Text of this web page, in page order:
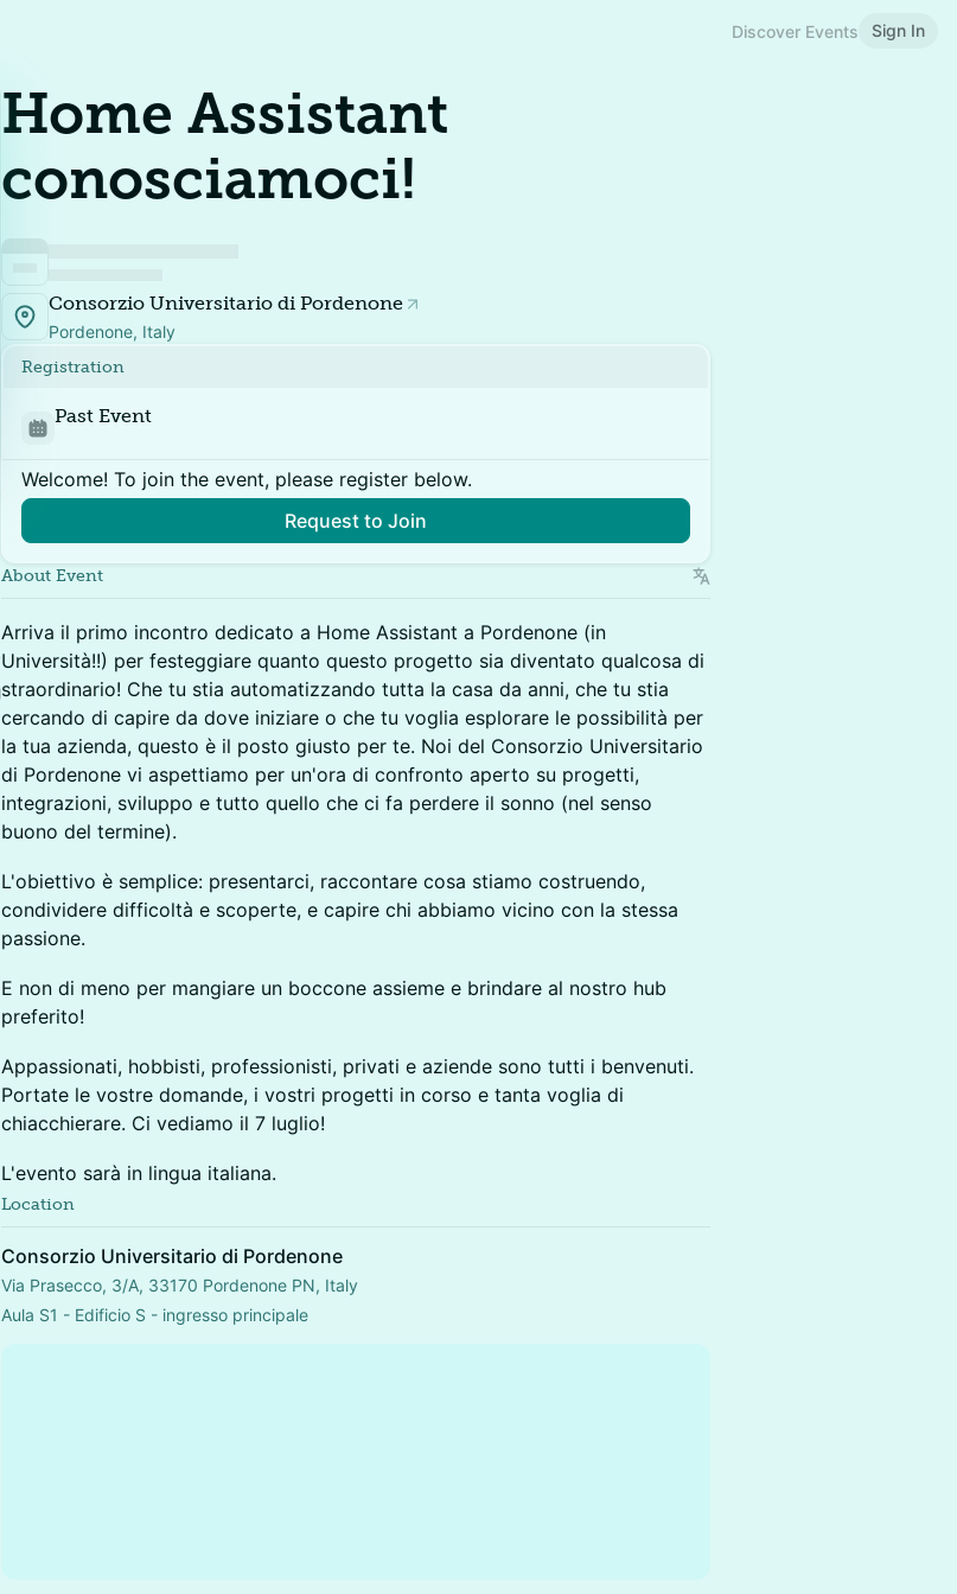
Discover Events Sign In
Home Assistant
conosciamoci!
Consorzio Universitario di Pordenone
Pordenone, Italy
Registration
Past Event
Welcome! To join the event, please register below.
Request to Join
About Event
Arriva il primo incontro dedicato a Home Assistant a Pordenone (in
Università!!) per festeggiare quanto questo progetto sia diventato qualcosa di
straordinario! Che tu stia automatizzando tutta la casa da anni, che tu stia
cercando di capire da dove iniziare o che tu voglia esplorare le possibilità per
la tua azienda, questo è il posto giusto per te. Noi del Consorzio Universitario
di Pordenone vi aspettiamo per un'ora di confronto aperto su progetti,
integrazioni, sviluppo e tutto quello che ci fa perdere il sonno (nel senso
buono del termine).
L'obiettivo è semplice: presentarci, raccontare cosa stiamo costruendo,
condividere difficoltà e scoperte, e capire chi abbiamo vicino con la stessa
passione.
E non di meno per mangiare un boccone assieme e brindare al nostro hub
preferito!
Appassionati, hobbisti, professionisti, privati e aziende sono tutti i benvenuti.
Portate le vostre domande, i vostri progetti in corso e tanta voglia di
chiacchierare. Ci vediamo il 7 luglio!
L'evento sarà in lingua italiana.
Location
Consorzio Universitario di Pordenone
Via Prasecco, 3/A, 33170 Pordenone PN, Italy
Aula S1 - Edificio S - ingresso principale